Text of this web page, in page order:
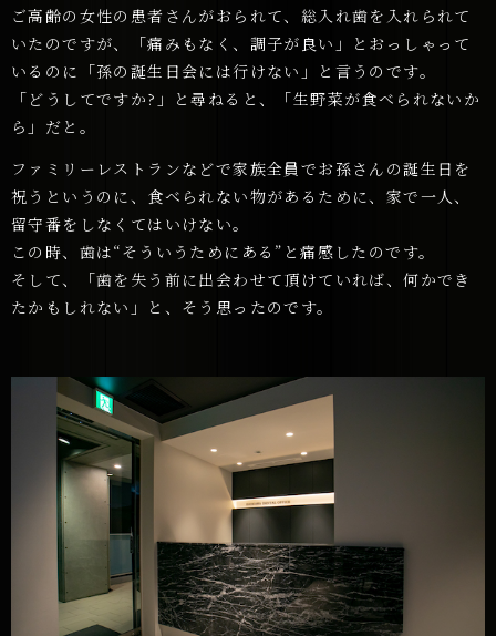
ご高齢の女性の患者さんがおられて、総入れ歯を入れられて
いたのですが、「痛みもなく、調子が良い」とおっしゃって
いるのに「孫の誕生日会には行けない」と言うのです。
「どうしてですか?」と尋ねると、「生野菜が食べられないか
ら」だと。
ファミリーレストランなどで家族全員でお孫さんの誕生日を
祝うというのに、食べられない物があるために、家で一人、
留守番をしなくてはいけない。
この時、歯は“そういうためにある”と痛感したのです。
そして、「歯を失う前に出会わせて頂けていれば、何かでき
たかもしれない」と、そう思ったのです。